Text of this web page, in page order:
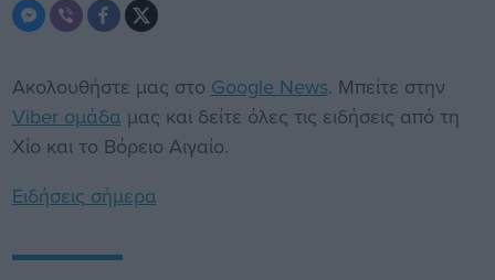
Ακολουθήστε μας στο Google News. Μπείτε στην
Viber ομάδα μας και δείτε όλες τις ειδήσεις από τη
Χίο και το Βόρειο Αιγαίο.
Ειδήσεις σήμερα